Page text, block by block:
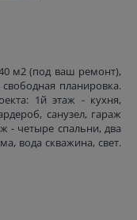
м2 (под ваш ремонт),
планировка.
1й этаж - кухня,
санузел, гараж
- четыре спальни, два
вода скважина, свет.